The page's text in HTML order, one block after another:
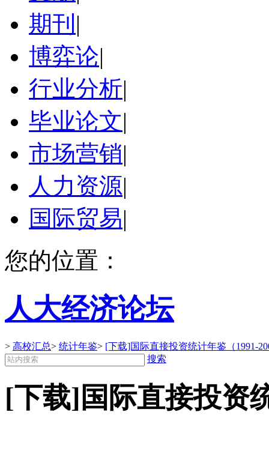
期刊 |
博弈论|
行业分析|
毕业论文|
市场营销|
人力资源|
国际贸易|
您的位置：
人大经济论坛
> 高校汇总> 统计年鉴> [下载]国际直接投资统计年鉴（1991-
搜索
[下载]国际直接投资